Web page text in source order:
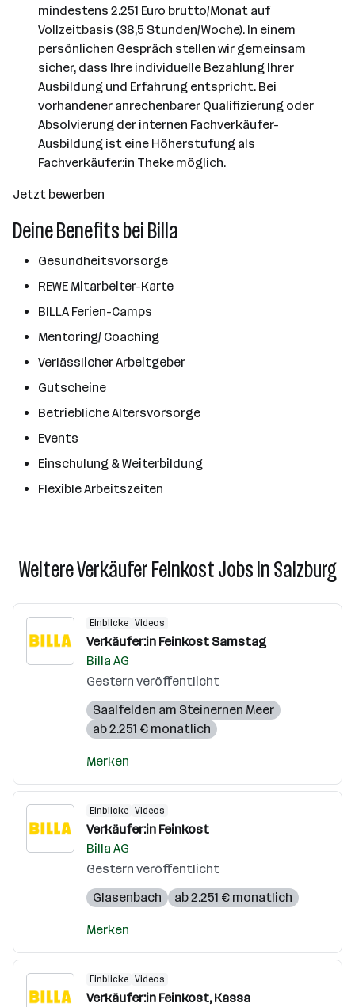
mindestens 2.251 Euro brutto/Monat auf
Vollzeitbasis (38,5 Stunden/Woche). In einem
persönlichen Gespräch stellen wir gemeinsam
sicher, dass Ihre individuelle Bezahlung Ihrer
Ausbildung und Erfahrung entspricht. Bei
vorhandener anrechenbarer Qualifizierung oder
Absolvierung der internen Fachverkäufer-
Ausbildung ist eine Höherstufung als
Fachverkäufer:in Theke möglich.
Jetzt bewerben
Deine Benefits bei Billa
Gesundheitsvorsorge
REWE Mitarbeiter-Karte
BILLA Ferien-Camps
Mentoring/ Coaching
Verlässlicher Arbeitgeber
Gutscheine
Betriebliche Altersvorsorge
Events
Einschulung & Weiterbildung
Flexible Arbeitszeiten
Weitere Verkäufer Feinkost Jobs in Salzburg
Einblicke Videos
Verkäufer:in Feinkost Samstag
Billa AG
Gestern veröffentlicht
Saalfelden am Steinernen Meer
ab 2.251 € monatlich
Merken
Einblicke Videos
Verkäufer:in Feinkost
Billa AG
Gestern veröffentlicht
Glasenbach
ab 2.251 € monatlich
Merken
Einblicke Videos
Verkäufer:in Feinkost, Kassa